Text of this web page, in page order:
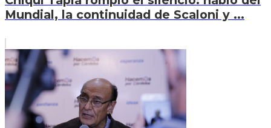
Mundial, la continuidad de Scaloni y ...